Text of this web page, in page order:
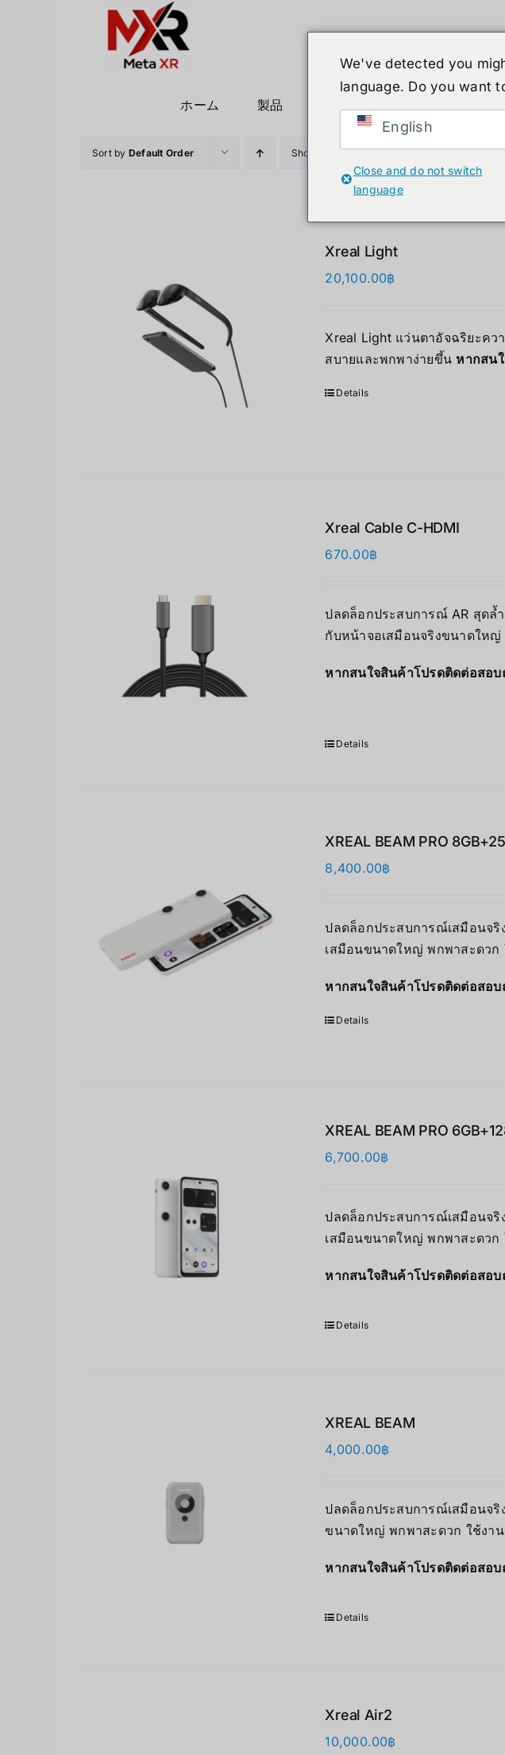
ホーム 製品
Sort by Default Order Show 36 Products
Xreal Light
20,100.00฿
Xreal Light แว่นตาอัจฉริยะคว
สบายและพกพาง่ายขึ้น หากสน
Details
Xreal Cable C-HDMI
670.00฿
ปลดล็อกประสบการณ์ AR สุดล้
กับหน้าจอเสมือนจริงขนาดใหญ่
หากสนใจสินค้าโปรดติดต่อสอบ
Details
XREAL BEAM PRO
8,400.00฿
ปลดล็อกประสบการณ์เสมือนจริ
เสมือนขนาดใหญ่ พกพาสะดวก
หากสนใจสินค้าโปรดติดต่อสอบ
Details
XREAL BEAM PRO
6,700.00฿
ปลดล็อกประสบการณ์เสมือนจริ
เสมือนขนาดใหญ่ พกพาสะดวก
หากสนใจสินค้าโปรดติดต่อสอบ
Details
XREAL BEAM
4,000.00฿
ปลดล็อกประสบการณ์เสมือนจริ
ขนาดใหญ่ พกพาสะดวก ใช้งาน
หากสนใจสินค้าโปรดติดต่อสอบ
Details
Xreal Air2
10,000.00฿
We've detected you
language. Do you want
English
Close and do not switch
language